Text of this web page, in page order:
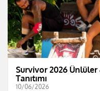
Survivor 2026
Tanıtımı
10/06/2026